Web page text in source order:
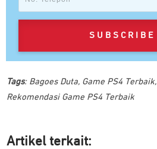
SUBSCRIBE
Tags: Bagoes Duta, Game PS4 Terbaik,
Rekomendasi Game PS4 Terbaik
Artikel terkait: